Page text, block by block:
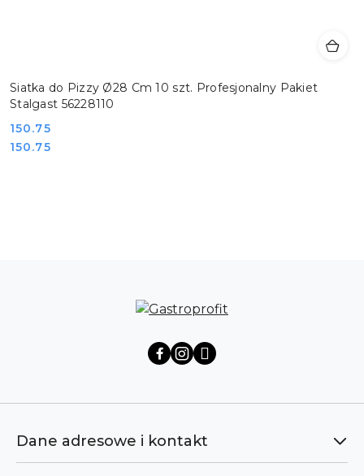
Siatka do Pizzy Ø28 Cm 10 szt. Profesjonalny Pakiet
Stalgast 56228110
Cena:
150.75
Cena:
150.75
Dane adresowe i kontakt